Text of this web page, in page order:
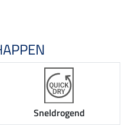
Sneldrogend